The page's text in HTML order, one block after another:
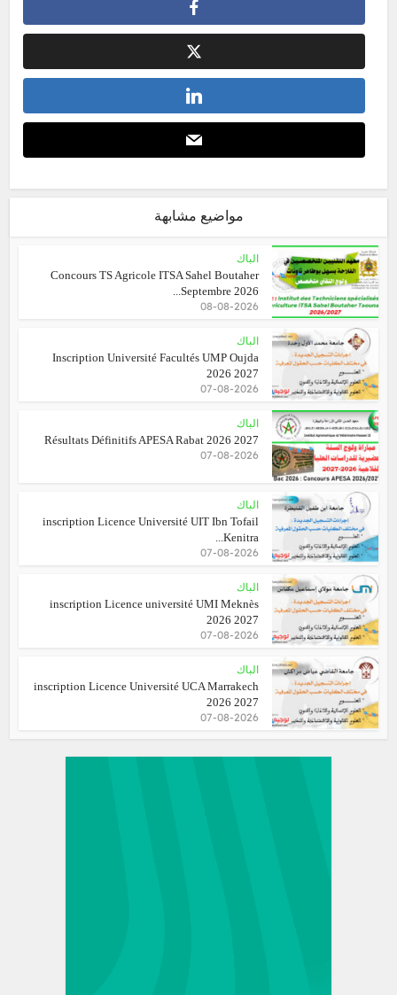
مواضيع مشابهة
الباك
Concours TS Agricole ITSA Sahel Boutaher
Septembre 2026...
08-08-2026
الباك
Inscription Université Facultés UMP Oujda
2026 2027
07-08-2026
الباك
Résultats Définitifs APESA Rabat 2026 2027
07-08-2026
الباك
inscription Licence Université UIT Ibn Tofail
Kenitra...
07-08-2026
الباك
inscription Licence université UMI Meknès
2026 2027
07-08-2026
الباك
inscription Licence Université UCA Marrakech
2026 2027
07-08-2026